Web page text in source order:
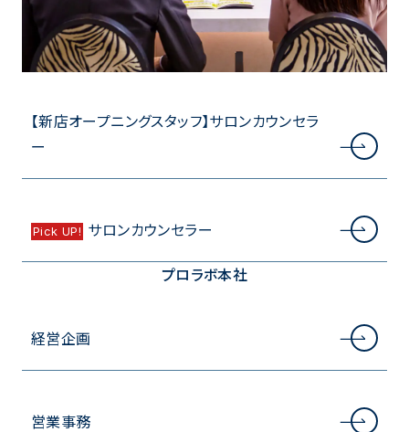
【新店オープニングスタッフ】サロンカウンセラ
ー
Pick UP! サロンカウンセラー
プロラボ本社
経営企画
営業事務